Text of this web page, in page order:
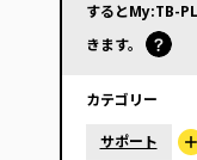
するとMy:TB-
きます。
カテゴリー
サポート